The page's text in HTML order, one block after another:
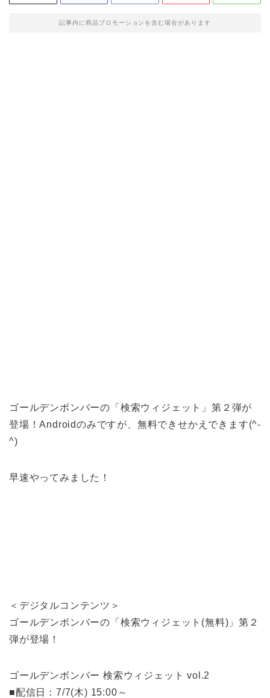
記事内に商品プロモーションを含む場合があります
ゴールデンボンバーの「検索ウィジェット」第２弾が
登場！Androidのみですが、無料できせかえできます(^-
^)
早速やってみました！
＜デジタルコンテンツ＞
ゴールデンボンバーの「検索ウィジェット(無料)」第２
弾が登場！
ゴールデンボンバー 検索ウィジェット vol.2
■配信日：7/7(木) 15:00～